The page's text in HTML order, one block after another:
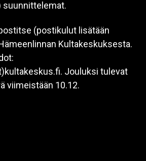
suunnittelemat.
(postikulut lisätään
Kultakeskuksesta.
Jouluksi tulevat
viimeistään 10.12.